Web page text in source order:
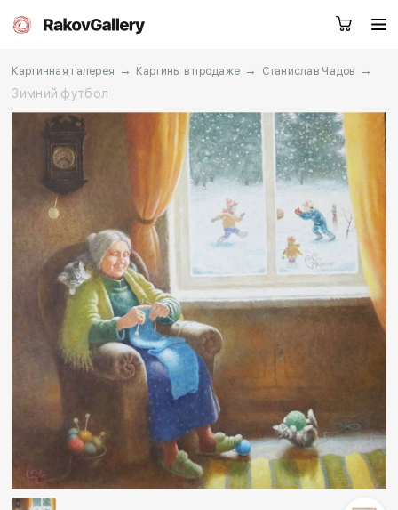
Екатеринбург
EN CN
Каталог Художники
Услуги
События Контакты
Другие проекты
Rakov
baget
Rakov
special
Заказать звонок
Картинная галерея → Картины в продаже → Станислав Чадов
→
Зимний футбол